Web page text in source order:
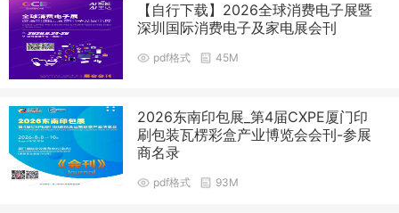
【自行下载】2026全球消费电子展暨
深圳国际消费电子及家电展会刊
pdf格式 45M
2026东南印包展_第4届CXPE厦门印
刷包装瓦楞彩盒产业博览会会刊-参展
商名录
pdf格式 93M